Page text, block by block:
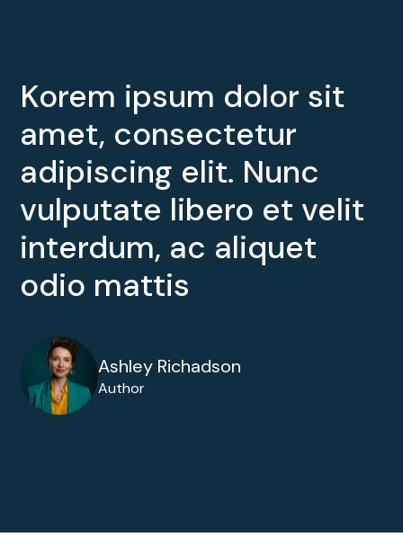
Korem ipsum dolor sit
amet, consectetur
adipiscing elit. Nunc
vulputate libero et velit
interdum, ac aliquet
odio mattis
Ashley Richadson
Author